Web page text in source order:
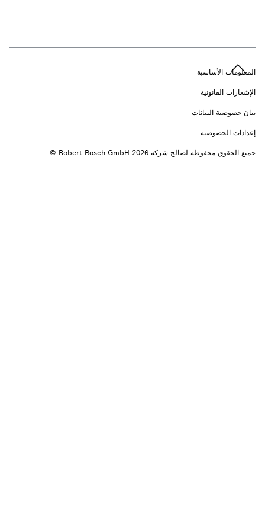
المعلومات الأساسية
الإشعارات القانونية
بيان خصوصية البيانات
إعدادات الخصوصية
جميع الحقوق محفوظة لصالح شركة 2026 ‎© Robert Bosch GmbH